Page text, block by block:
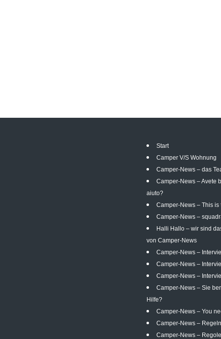
Start
Camper V/S Wohnung
Camper-News – das
Camper-News – Avete
aiuto?
Camper-News – This is
Camper-News –
Halli Hallo – wir sind
von Camper-News
Camper-News –
Camper-News –
Camper-News –
Camper-News – Sie
Hilfe?
Camper-News – You
Camper-News – Regeln
Camper-News – Regole